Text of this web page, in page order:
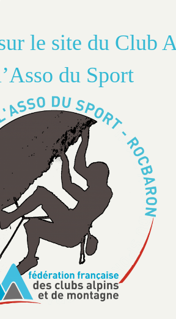
le site du Club
du Sport